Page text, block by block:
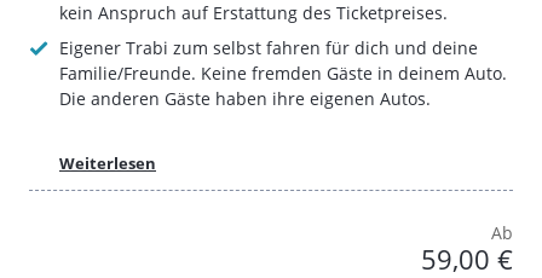
kein Anspruch auf Erstattung des Ticketpreises.
Eigener Trabi zum selbst fahren für dich und deine
Familie/Freunde. Keine fremden Gäste in deinem Auto.
Die anderen Gäste haben ihre eigenen Autos.
Weiterlesen
Ab
59,00 €